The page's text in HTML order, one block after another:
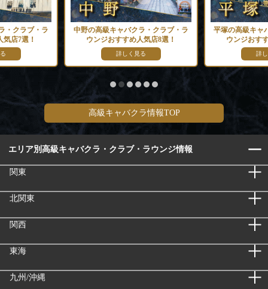
・クラブ・ラ
店7選！
中野の高級キャバクラ・クラブ・ラ
ウンジおすすめ人気店8選！
詳しく見る
平塚の高級キャ
ウンジおす
詳
高級キャバクラ情報TOP
エリア別高級キャバクラ・クラブ・ラウンジ情報
関東
北関東
関西
東海
九州/沖縄